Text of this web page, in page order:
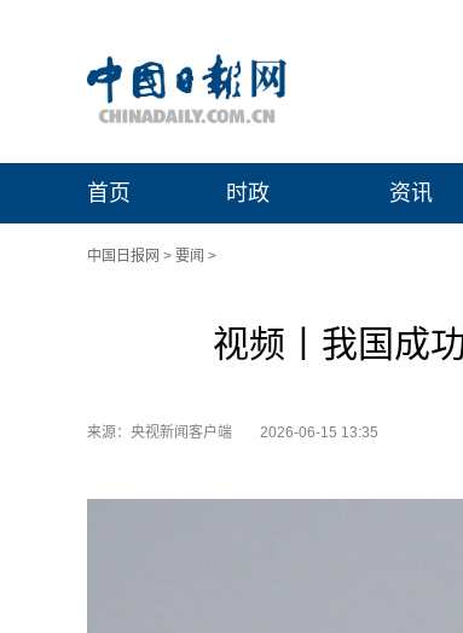
首页 时政 资讯
中国日报网 > 要闻 >
视频丨我国成
来源：央视新闻客户端 2026-06-15 13:35